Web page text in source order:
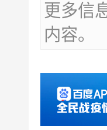
更多信
内容。